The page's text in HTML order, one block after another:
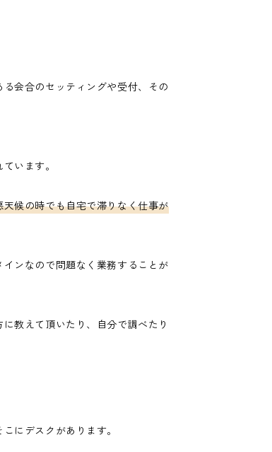
会合のセッティングや受付、その
ています。
候の時でも自宅で滞りなく仕事が
ンなので問題なく業務することが
教えて頂いたり、自分で調べたり
にデスクがあります。